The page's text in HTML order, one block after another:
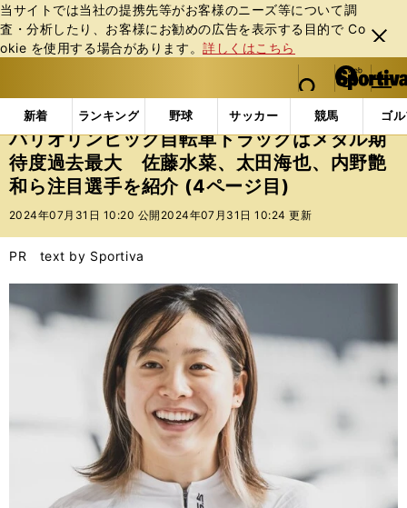
当サイトでは当社の提携先等がお客様のニーズ等について調
査・分析したり、お客様にお勧めの広告を表⽰する⽬的で Co
okie を使⽤する場合があります。詳しくはこちら
閉じ
る
web Sportiva (webスポルティーバ)
検索
マイペ
ー
ジ
メニュ
新着 ランキング 野球 サッカー 競馬 ゴ
b
ス
ポ
ル
テ
ー
バ
インフォメーション その他 パリオリンピック自転
パリオリンピック自転車トラックはメダル期
待度過去最大 佐藤水菜、太田海也、内野艶
和ら注目選手を紹介 (4ページ目)
2024年07月31日 10:20 公開 2024年07月31日 10:24 更新
PR text by Sportiva